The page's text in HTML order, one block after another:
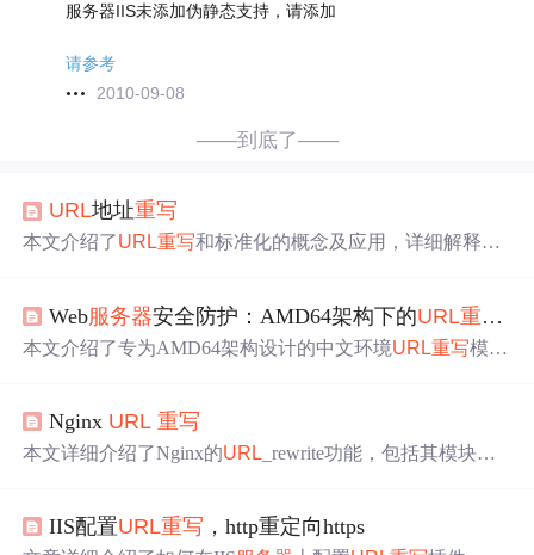
服务器IIS未添加伪静态支持，请添加
请参考
2010-09-08
——到底了——
URL地址重写
本文介绍了URL重写和标准化的概念及应用，详细解释了
索引网站。
Web服务器安全防护：AMD64架构下的URL重写
本文介绍了专为AMD64架构设计的中文环境URL重写模
略，以及Web服务器安全防护策略。此外，探讨了
写在SEO优化中的应用、动态 URL静态化转换等内容。
Nginx URL 重写
本文详细介绍了Nginx的URL _rewrite功能，包括其模块介
URL重写实现的语法，如set、if、return和rewrite指令，以
IIS配置URL重写 ，http重定向https